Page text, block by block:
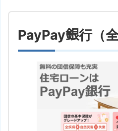
PayPay銀行（